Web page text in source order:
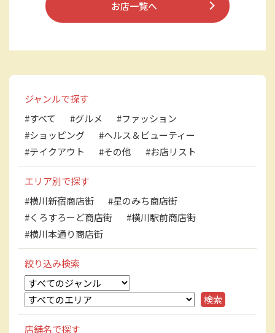
お店一覧へ
ジャンルで探す
#すべて
#グルメ
#ファッション
#ショッピング
#ヘルス＆ビューティー
#テイクアウト
#その他 #お店リスト
エリア別で探す
#横川新宿商店街
#星のみち商店街
#くろすろーど商店街
#横川駅前商店街
#横川本通り商店街
絞り込み検索
店舗名で探す